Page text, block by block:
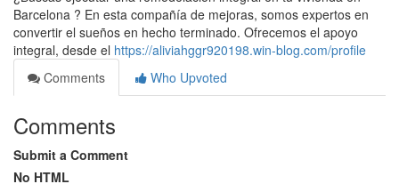
Barcelona ? En esta compañía de mejoras, somos expertos en
convertir el sueños en hecho terminado. Ofrecemos el apoyo
integral, desde el https://aliviahggr920198.win-blog.com/profile
Comments
Who Upvoted
Comments
Submit a Comment
No HTML